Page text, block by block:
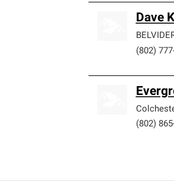
Dave
(802)
(802)